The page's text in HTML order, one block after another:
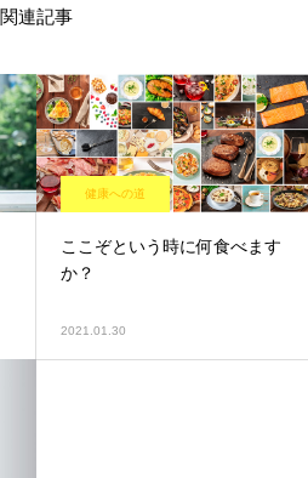
関連記事
健康への道
ここぞという時に何食べます
か？
2021.01.30